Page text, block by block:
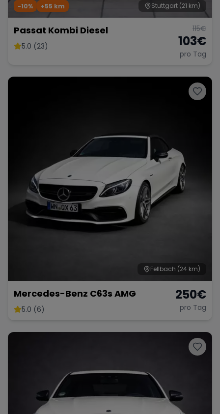
Stuttgart (21 km)
-10% +55 km
Passat Kombi Diesel
5.0 (23)
115€
103€
pro Tag
Fellbach (24 km)
Mercedes-Benz C63s AMG
5.0 (6)
250€
pro Tag